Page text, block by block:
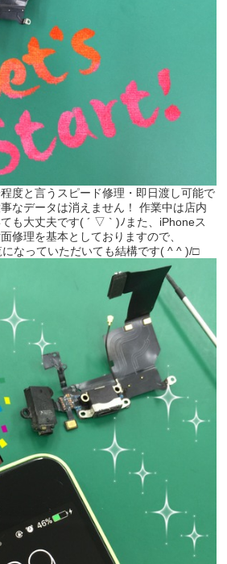
度と言うスピード修理・即日渡し可能で
なデータは消えません！ 作業中は店内
も大丈夫です( ´ ▽ ` )ﾉまた、iPhoneス
修理を基本としておりますので、
なっていただいても結構です( ^ ^ )/□